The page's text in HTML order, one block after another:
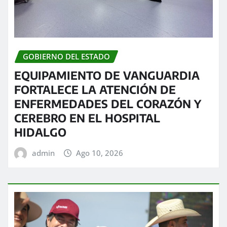
GOBIERNO DEL ESTADO
EQUIPAMIENTO DE VANGUARDIA
FORTALECE LA ATENCIÓN DE
ENFERMEDADES DEL CORAZÓN Y
CEREBRO EN EL HOSPITAL
HIDALGO
admin Ago 10, 2026